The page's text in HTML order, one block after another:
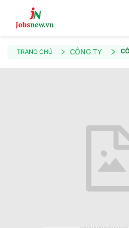
TRANG CHỦ CÔNG TY